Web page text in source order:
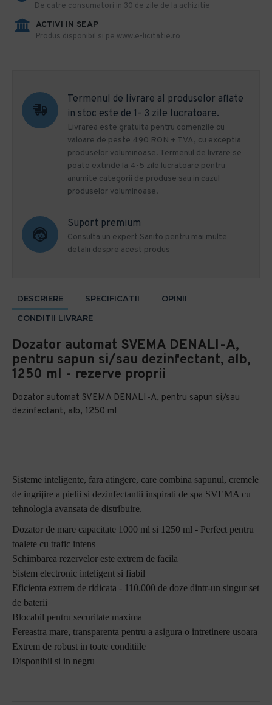
De catre consumatori in 30 de zile de la achizitie
ACTIVI IN SEAP
Produs disponibil si pe www.e-licitatie.ro
Termenul de livrare al produselor aflate
in stoc este de 1- 3 zile lucratoare.
Livrarea este gratuita pentru comenzile cu
valoare de peste 490 RON + TVA, cu exceptia
produselor voluminoase. Termenul de livrare se
poate extinde la 4-5 zile lucratoare pentru
anumite categorii de produse sau in cazul
produselor voluminoase.
Suport premium
Consulta un expert Sanito pentru mai multe
detalii despre acest produs
DESCRIERE SPECIFICATII
OPINII
CONDITII LIVRARE
Dozator automat SVEMA DENALI-A,
pentru sapun si/sau dezinfectant, alb,
1250 ml - rezerve proprii
Dozator automat SVEMA DENALI-A, pentru sapun si/sau
dezinfectant, alb, 1250 ml
Sisteme inteligente, fara atingere, care combina sapunul, cremele
de ingrijire a pielii si dezinfectantii inspirati de spa SVEMA cu
tehnologia avansata de distribuire.
Dozator de mare capacitate 1000 ml si 1250 ml - Perfect pentru
toalete cu trafic intens
Schimbarea rezervelor este extrem de facila
Sistem electronic inteligent si fiabil
Eficienta extrem de ridicata - 110.000 de doze dintr-un singur set
de baterii
Blocabil pentru securitate maxima
Fereastra mare, transparenta pentru a asigura o intretinere usoara
Extrem de robust in toate conditiile
Disponibil si in negru